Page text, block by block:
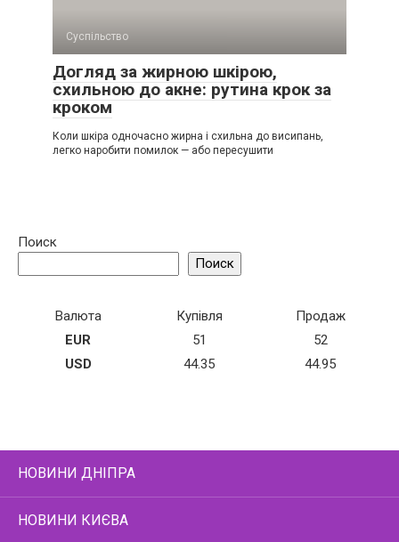
Суспільство
Догляд за жирною шкірою,
схильною до акне: рутина крок за
кроком
Коли шкіра одночасно жирна і схильна до висипань,
легко наробити помилок — або пересушити
Поиск
Поиск
Валюта Купівля
Продаж
EUR
51
52
USD
44.35 44.95
НОВИНИ ДНІПРА
НОВИНИ КИЄВА